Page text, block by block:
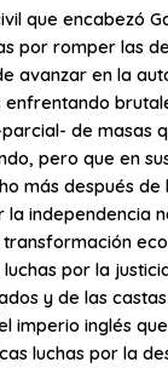
que encabezó
por romper las
avanzar en la
de masas
pero que en
más después de
la independencia
por la
y de las
imperio inglés
luchas por la